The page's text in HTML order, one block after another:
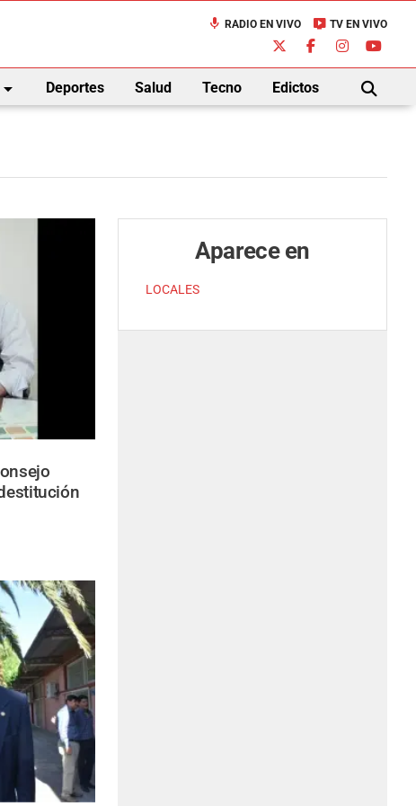
mic RADIO EN VIVO live_tv TV EN VIVO
Deportes Salud Tecno Edictos
BUSCAR
Aparece en
LOCALES